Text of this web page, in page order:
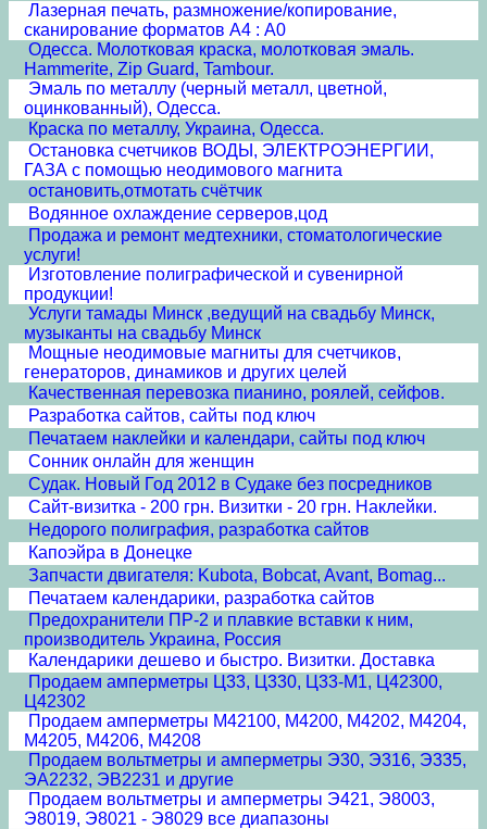
Лазерная печать, размножение/копирование,
сканирование форматов А4 : А0
Одесса. Молотковая краска, молотковая эмаль.
Hammerite, Zip Guard, Tambour.
Эмаль по металлу (черный металл, цветной,
оцинкованный), Одесса.
Краска по металлу, Украина, Одесса.
Остановка счетчиков ВОДЫ, ЭЛЕКТРОЭНЕРГИИ,
ГАЗА с помощью неодимового магнита
остановить,отмотать счётчик
Водянное охлаждение серверов,цод
Продажа и ремонт медтехники, стоматологические
услуги!
Изготовление полиграфической и сувенирной
продукции!
Услуги тамады Минск ,ведущий на свадьбу Минск,
музыканты на свадьбу Минск
Мощные неодимовые магниты для счетчиков,
генераторов, динамиков и других целей
Качественная перевозка пианино, роялей, сейфов.
Разработка сайтов, сайты под ключ
Печатаем наклейки и календари, сайты под ключ
Сонник онлайн для женщин
Судак. Новый Год 2012 в Судаке без посредников
Сайт-визитка - 200 грн. Визитки - 20 грн. Наклейки.
Недорого полиграфия, разработка сайтов
Капоэйра в Донецке
Запчасти двигателя: Kubota, Bobcat, Avant, Bomag...
Печатаем календарики, разработка сайтов
Предохранители ПР-2 и плавкие вставки к ним,
производитель Украина, Россия
Календарики дешево и быстро. Визитки. Доставка
Продаем амперметры Ц33, Ц330, Ц33-М1, Ц42300,
Ц42302
Продаем амперметры М42100, М4200, М4202, М4204,
М4205, М4206, М4208
Продаем вольтметры и амперметры Э30, Э316, Э335,
ЭА2232, ЭВ2231 и другие
Продаем вольтметры и амперметры Э421, Э8003,
Э8019, Э8021 - Э8029 все диапазоны